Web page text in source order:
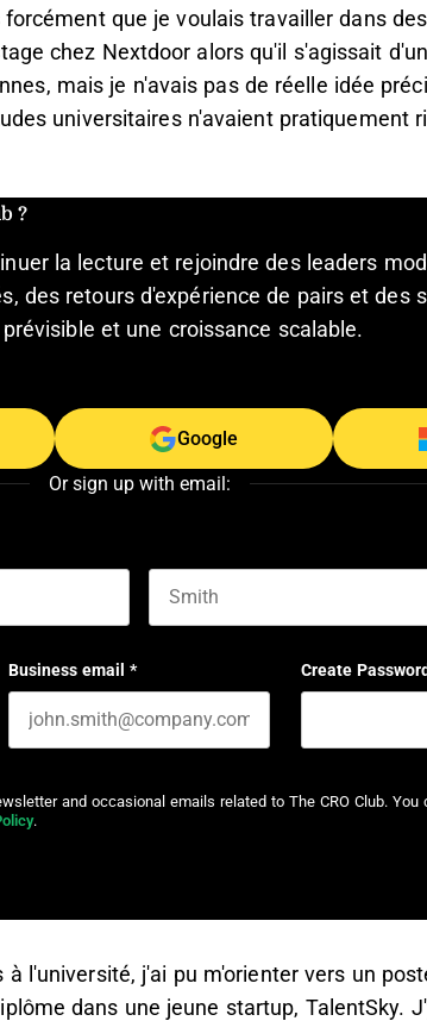
que je voulais travailler dans
chez Nextdoor alors qu'il s'agissait
mais je n'avais pas de réelle idée
universitaires n'avaient pratiquement
?
la lecture et rejoindre des leaders
des retours d'expérience de pairs et des
et une croissance scalable.
Google
Or sign up with email:
Business email * Create Password
and occasional emails related to The CRO Club. You
.
l'université, j'ai pu m'orienter vers un
dans une jeune startup, TalentSky.